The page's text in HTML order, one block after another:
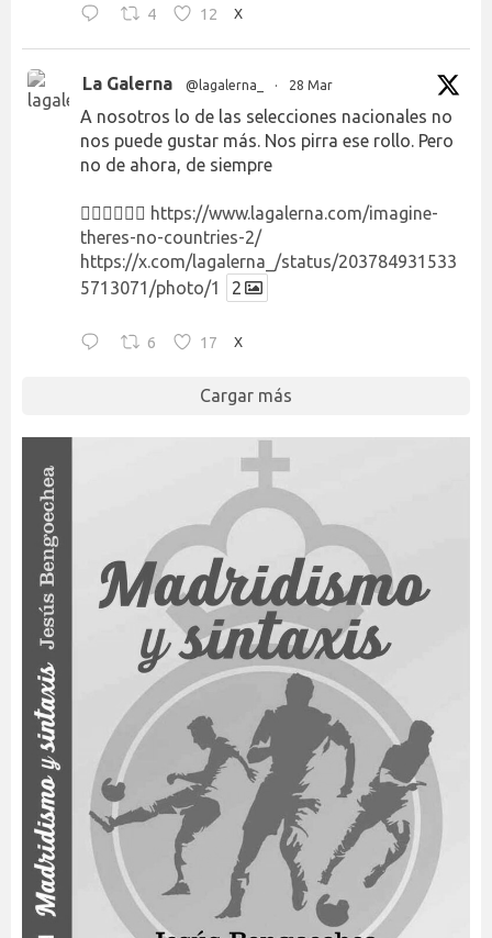
4 12 X
La Galerna @lagalerna_ · 28 Mar
A nosotros lo de las selecciones nacionales no
nos puede gustar más. Nos pirra ese rollo. Pero
no de ahora, de siempre
👉🏻👉🏻👉🏻 https://www.lagalerna.com/imagine-
theres-no-countries-2/
https://x.com/lagalerna_/status/203784931533
5713071/photo/1
2
6 17 X
Cargar más